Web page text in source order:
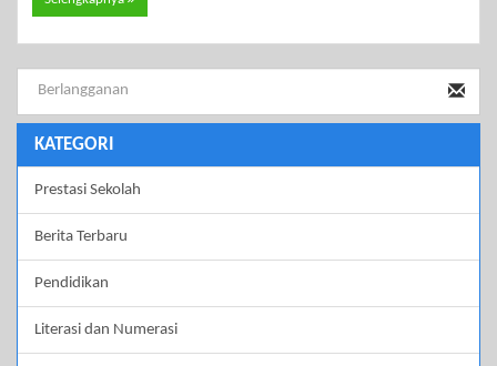
KATEGORI
Prestasi Sekolah
Berita Terbaru
Pendidikan
Literasi dan Numerasi